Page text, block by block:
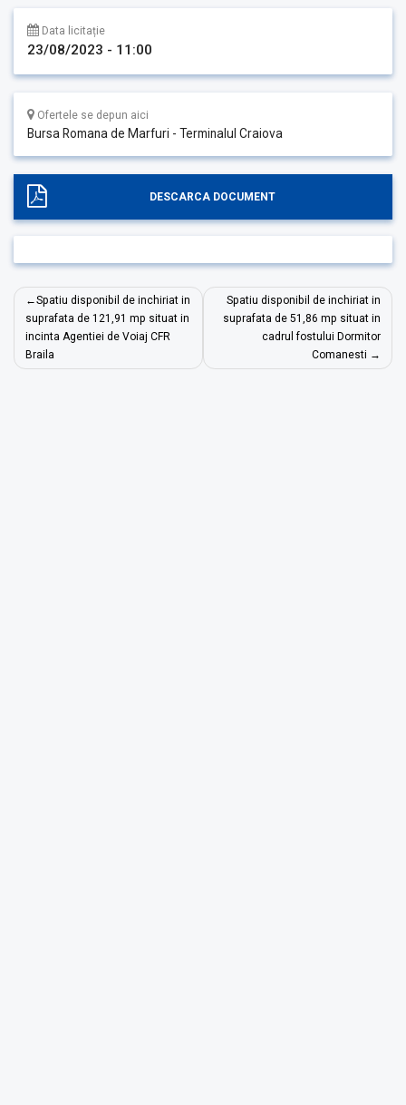
Data licitație
23/08/2023 - 11:00
Ofertele se depun aici
Bursa Romana de Marfuri - Terminalul Craiova
DESCARCA DOCUMENT
Navigare
în
articole
Spatiu disponibil de inchiriat in
suprafata de 121,91 mp situat in
incinta Agentiei de Voiaj CFR
Braila
Spatiu disponibil de inchiriat in
suprafata de 51,86 mp situat in
cadrul fostului Dormitor
Comanesti